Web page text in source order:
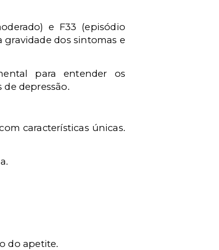
e F33 (episódio
gravidade dos sintomas e
para entender os
depressão.
características únicas.
do apetite.